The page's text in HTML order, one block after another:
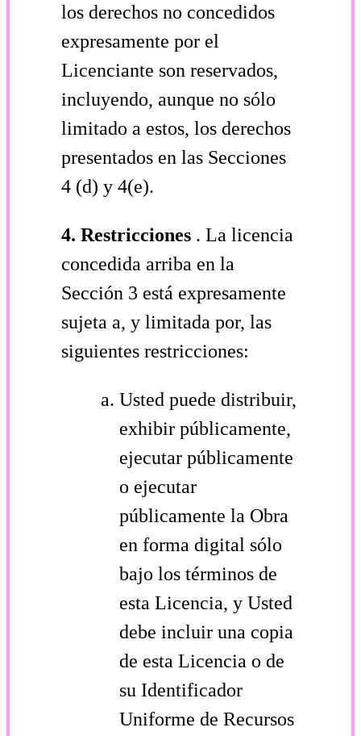
los derechos no concedidos
expresamente por el
Licenciante son reservados,
incluyendo, aunque no sólo
limitado a estos, los derechos
presentados en las Secciones
4 (d) y 4(e).
4. Restricciones . La licencia
concedida arriba en la
Sección 3 está expresamente
sujeta a, y limitada por, las
siguientes restricciones:
Usted puede distribuir,
exhibir públicamente,
ejecutar públicamente
o ejecutar
públicamente la Obra
en forma digital sólo
bajo los términos de
esta Licencia, y Usted
debe incluir una copia
de esta Licencia o de
su Identificador
Uniforme de Recursos